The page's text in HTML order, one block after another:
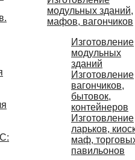
модульных зданий,
мафов, вагончиков
Изготовление
модульных
зданий
Изготовление
вагончиков,
бытовок,
контейнеров
Изготовление
ларьков,
маф,
павильонов